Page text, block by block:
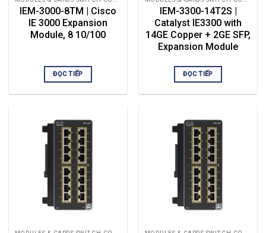
IEM-3000-8TM | Cisco
IE 3000 Expansion
Module, 8 10/100
ĐỌC TIẾP
IEM-3300-14T2S |
Catalyst IE3300 with
14GE Copper + 2GE SFP,
Expansion Module
ĐỌC TIẾP